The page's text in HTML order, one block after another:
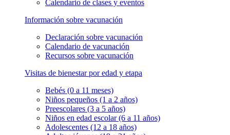
Calendario de clases y eventos
Información sobre vacunación
Declaración sobre vacunación
Calendario de vacunación
Recursos sobre vacunación
Visitas de bienestar por edad y etapa
Bebés (0 a 11 meses)
Niños pequeños (1 a 2 años)
Preescolares (3 a 5 años)
Niños en edad escolar (6 a 11 años)
Adolescentes (12 a 18 años)